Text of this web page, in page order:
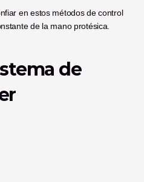
en estos métodos de control
de la mano protésica.
de